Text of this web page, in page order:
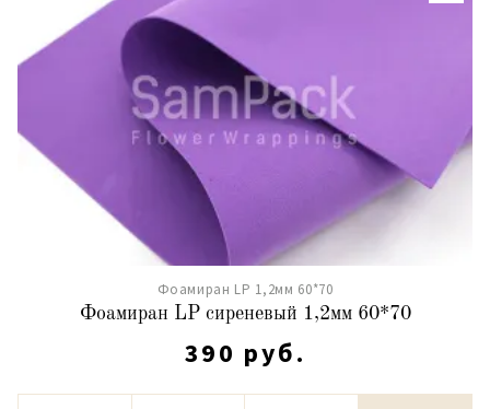
Фоамиран LP 1,2мм 60*70
Фоамиран LP сиреневый 1,2мм 60*70
390 руб.